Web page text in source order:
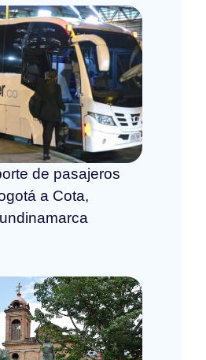
de pasajeros
a Cota,